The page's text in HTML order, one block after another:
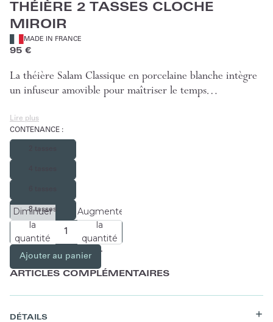
THÉIÈRE 2 TASSES CLOCHE
MIROIR
MADE IN FRANCE
95 €
La théière Salam Classique en porcelaine blanche intègre
un infuseur amovible pour maîtriser le temps…
Lire plus
CONTENANCE :
8 tasses
Diminuer
la
quantité
Augmenter
la
quantité
Ajouter au panier
ARTICLES COMPLÉMENTAIRES
DÉTAILS